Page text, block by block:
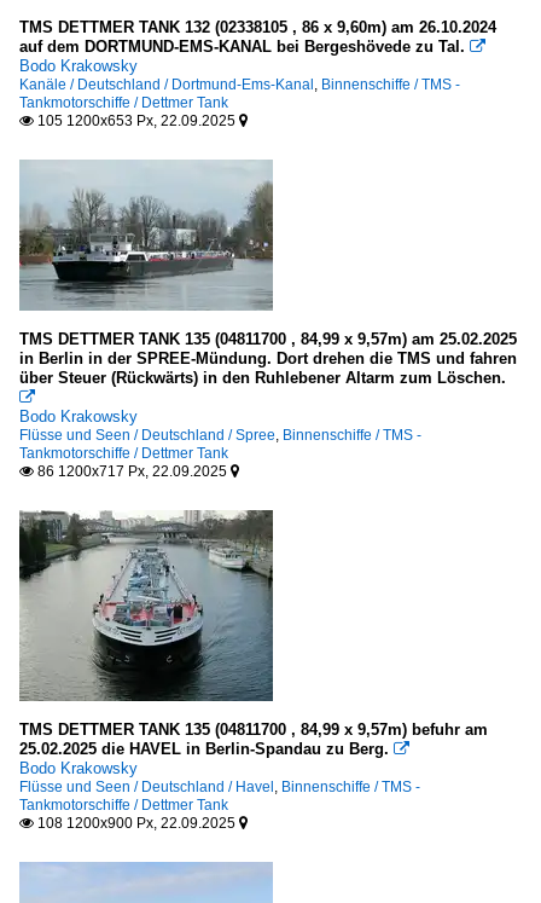
TMS DETTMER TANK 132 (02338105 , 86 x 9,60m) am 26.10.2024
auf dem DORTMUND-EMS-KANAL bei Bergeshövede zu Tal. 
Bodo Krakowsky
Kanäle / Deutschland / Dortmund-Ems-Kanal , Binnenschiffe / TMS -
Tankmotorschiffe / Dettmer Tank
 105 1200x653 Px, 22.09.2025 
TMS DETTMER TANK 135 (04811700 , 84,99 x 9,57m) am 25.02.2025
in Berlin in der SPREE-Mündung. Dort drehen die TMS und fahren
über Steuer (Rückwärts) in den Ruhlebener Altarm zum Löschen.

Bodo Krakowsky
Flüsse und Seen / Deutschland / Spree, Binnenschiffe / TMS -
Tankmotorschiffe / Dettmer Tank
 86 1200x717 Px, 22.09.2025 
TMS DETTMER TANK 135 (04811700 , 84,99 x 9,57m) befuhr am
25.02.2025 die HAVEL in Berlin-Spandau zu Berg. 
Bodo Krakowsky
Flüsse und Seen / Deutschland / Havel , Binnenschiffe / TMS -
Tankmotorschiffe / Dettmer Tank
 108 1200x900 Px, 22.09.2025 